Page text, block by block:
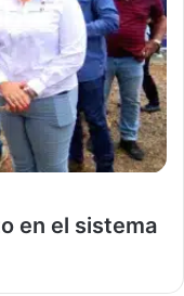
en el sistema